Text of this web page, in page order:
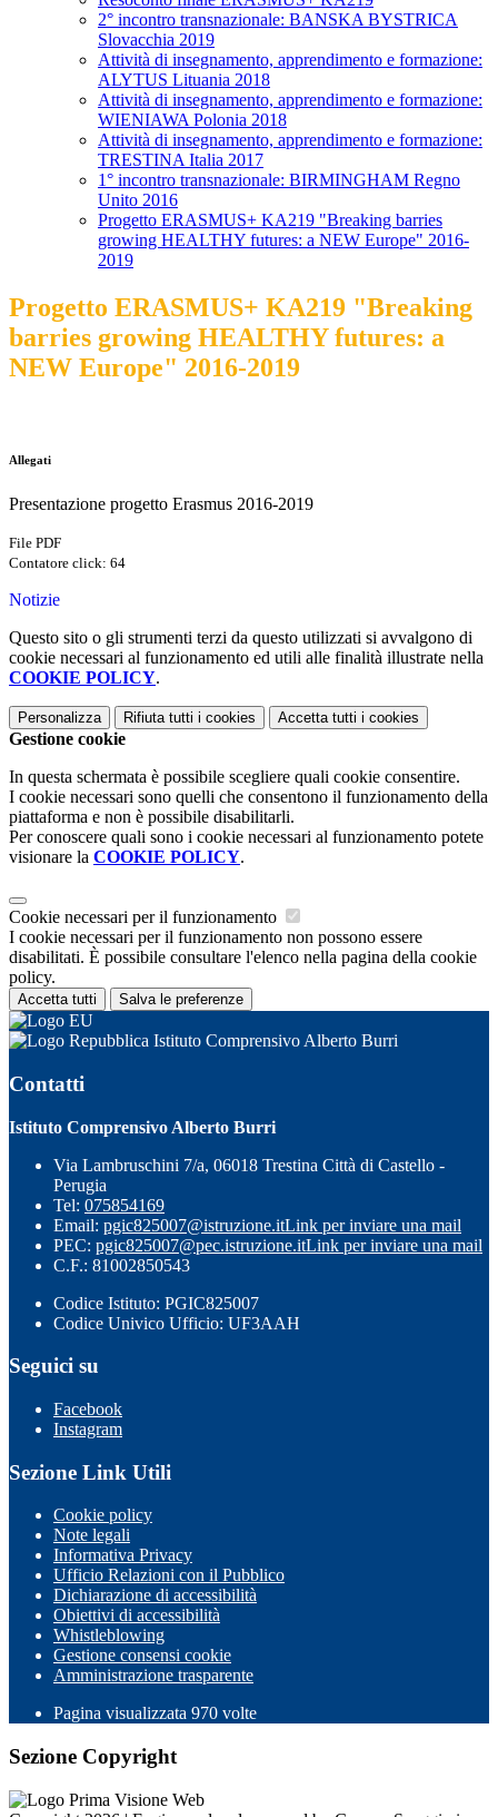
2° incontro transnazionale: BANSKA BYSTRICA
Slovacchia 2019
Attività di insegnamento, apprendimento e formazione:
ALYTUS Lituania 2018
Attività di insegnamento, apprendimento e formazione:
WIENIAWA Polonia 2018
Attività di insegnamento, apprendimento e formazione:
TRESTINA Italia 2017
1° incontro transnazionale: BIRMINGHAM Regno
Unito 2016
Progetto ERASMUS+ KA219 "Breaking barries
growing HEALTHY futures: a NEW Europe" 2016-
2019
Progetto ERASMUS+ KA219 "Breaking
barries growing HEALTHY futures: a
NEW Europe" 2016-2019
Allegati
Presentazione progetto Erasmus 2016-2019
File PDF
Contatore click: 64
Notizie
Questo sito o gli strumenti terzi da questo utilizzati si avvalgono di
cookie necessari al funzionamento ed utili alle finalità illustrate nella
COOKIE POLICY.
Personalizza Rifiuta tutti i cookies Accetta tutti i cookies
Gestione cookie
In questa schermata è possibile scegliere quali cookie consentire.
I cookie necessari sono quelli che consentono il funzionamento della
piattaforma e non è possibile disabilitarli.
Per conoscere quali sono i cookie necessari al funzionamento potete
visionare la COOKIE POLICY.
Cookie necessari per il funzionamento
I cookie necessari per il funzionamento non possono essere
disabilitati. È possibile consultare l'elenco nella pagina della cookie
policy.
Accetta tutti Salva le preferenze
Istituto Comprensivo Alberto Burri
Contatti
Istituto Comprensivo Alberto Burri
Via Lambruschini 7/a, 06018 Trestina Città di Castello -
Perugia
Tel: 075854169
Email: pgic825007@istruzione.itLink per inviare una mail
PEC: pgic825007@pec.istruzione.itLink per inviare una mail
C.F.: 81002850543
Codice Istituto: PGIC825007
Codice Univico Ufficio: UF3AAH
Seguici su
Facebook
Instagram
Sezione Link Utili
Cookie policy
Note legali
Informativa Privacy
Ufficio Relazioni con il Pubblico
Dichiarazione di accessibilità
Obiettivi di accessibilità
Whistleblowing
Gestione consensi cookie
Amministrazione trasparente
Pagina visualizzata 970 volte
Sezione Copyright